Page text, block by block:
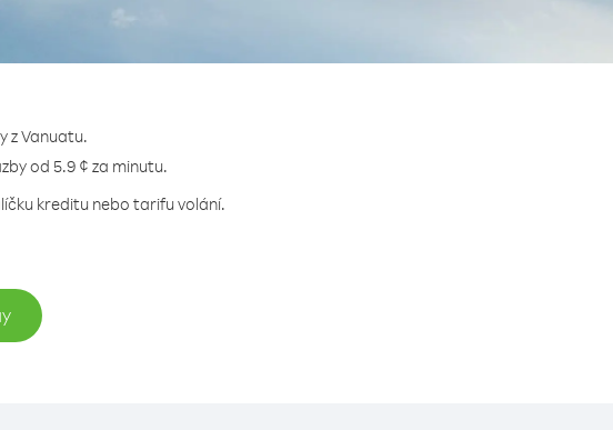
z Vanuatu.
od 5.9 ¢ za minutu.
kreditu nebo tarifu volání.